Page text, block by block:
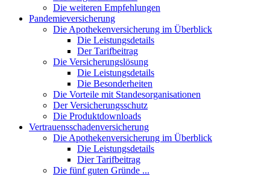
Die weiteren Empfehlungen
Pandemieversicherung
Die Apothekenversicherung im Überblick
Die Leistungsdetails
Der Tarifbeitrag
Die Versicherungslösung
Die Leistungsdetails
Die Besonderheiten
Die Vorteile mit Standesorganisationen
Der Versicherungsschutz
Die Produktdownloads
Vertrauensschadenversicherung
Die Apothekenversicherung im Überblick
Die Leistungsdetails
Dier Tarifbeitrag
Die fünf guten Gründe ...